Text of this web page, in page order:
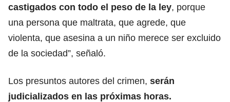
castigados con todo el peso de la ley, porque
una persona que maltrata, que agrede, que
violenta, que asesina a un niño merece ser excluido
de la sociedad”, señaló.
Los presuntos autores del crimen, serán
judicializados en las próximas horas.